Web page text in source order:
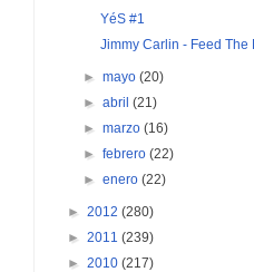
YéS #1
Jimmy Carlin - Feed The
►mayo(20)
►abril(21)
►marzo(16)
►febrero(22)
►enero(22)
► 2012 (280)
► 2011 (239)
► 2010 (217)